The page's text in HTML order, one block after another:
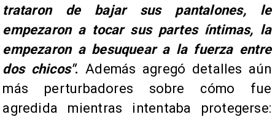
trataron de bajar sus pantalones, le
empezaron a tocar sus partes íntimas, la
empezaron a besuquear a la fuerza entre
dos chicos". Además agregó detalles aún
más perturbadores sobre cómo fue
agredida mientras intentaba protegerse: